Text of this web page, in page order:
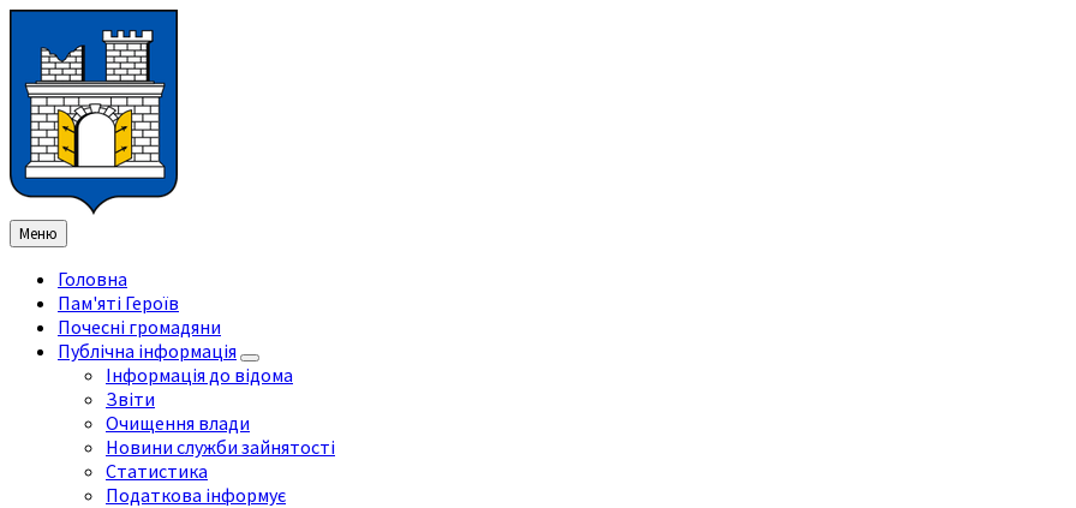
змісту
ліву
бічну
панель
праву
бічну
панель
нижнього
колонтитула
Меню
Головна
Пам'яті Героїв
Почесні громадяни
Публічна інформація
Інформація до відома
Звіти
Очищення влади
Новини служби зайнятості
Статистика
Податкова інформує